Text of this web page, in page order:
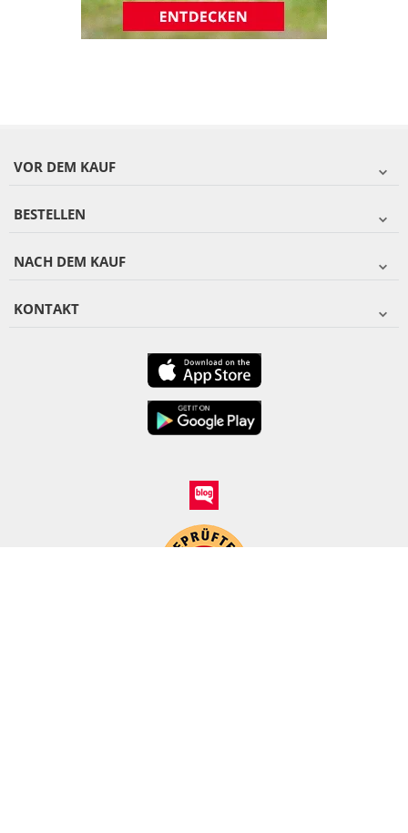
VOR DEM KAUF
BESTELLEN
NACH DEM KAUF
KONTAKT